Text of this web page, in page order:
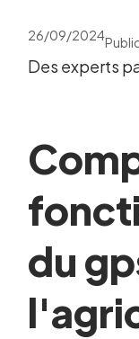
26/09/2024
Des experts
du